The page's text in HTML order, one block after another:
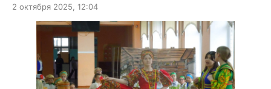
2 октября 2025, 12:04